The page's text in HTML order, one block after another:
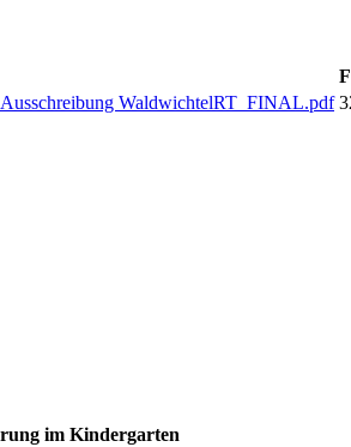
WaldwichtelRT_FINAL.pdf
im Kindergarten